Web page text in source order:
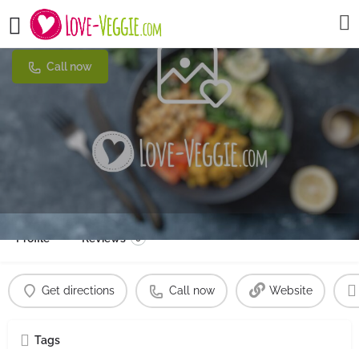
RainbowL - Superfood Café
Call now
Profile Reviews 0
Get directions Call now Website
Tags